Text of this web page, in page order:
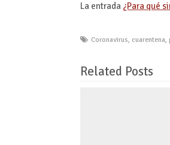
La entrada ¿Para qué
Coronavirus, cuarentena,
Related Posts